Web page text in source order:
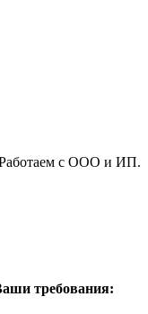
Работаем с ООО и ИП.
требования: